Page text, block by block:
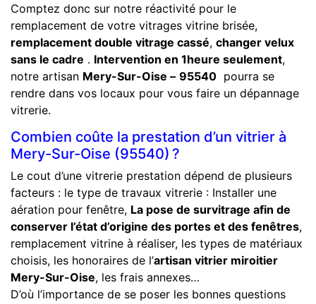
Comptez donc sur notre réactivité pour le
remplacement de votre vitrages vitrine brisée,
remplacement double vitrage cassé, changer velux
sans le cadre . Intervention en 1heure seulement,
notre artisan Mery-Sur-Oise – 95540 pourra se
rendre dans vos locaux pour vous faire un dépannage
vitrerie.
Combien coûte la prestation d’un vitrier à
Mery-Sur-Oise (95540) ?
Le cout d’une vitrerie prestation dépend de plusieurs
facteurs : le type de travaux vitrerie : Installer une
aération pour fenêtre, La pose de survitrage afin de
conserver l’état d’origine des portes et des fenêtres,
remplacement vitrine à réaliser, les types de matériaux
choisis, les honoraires de l’artisan vitrier miroitier
Mery-Sur-Oise, les frais annexes…
D’où l’importance de se poser les bonnes questions